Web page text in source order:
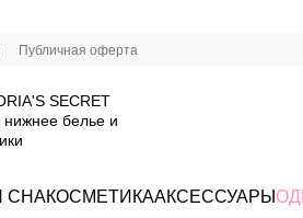
Публичная оферта
СНАКОСМЕТИКААКСЕССУАРЫ